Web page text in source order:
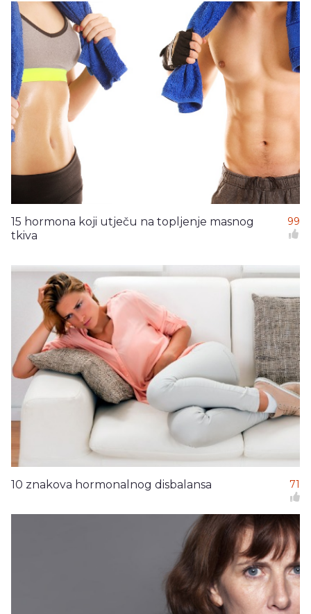
15 hormona koji utječu na topljenje masnog
tkiva
99
10 znakova hormonalnog disbalansa 71